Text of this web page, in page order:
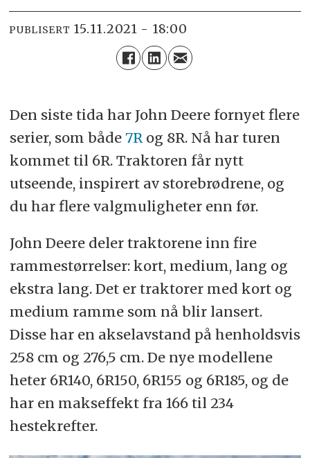
PUBLISERT 15.11.2021 - 18:00
Den siste tida har John Deere fornyet flere
serier, som både 7Rog 8R. Nå har turen
kommet til 6R. Traktoren får nytt
utseende, inspirert av storebrødrene, og
du har flere valgmuligheter enn før.
John Deere deler traktorene inn fire
rammestørrelser: kort, medium, lang og
ekstra lang. Det er traktorer med kort og
medium ramme som nå blir lansert.
Disse har en akselavstand på henholdsvis
258 cm og 276,5 cm. De nye modellene
heter 6R140, 6R150, 6R155 og 6R185, og de
har en makseffekt fra 166 til 234
hestekrefter.